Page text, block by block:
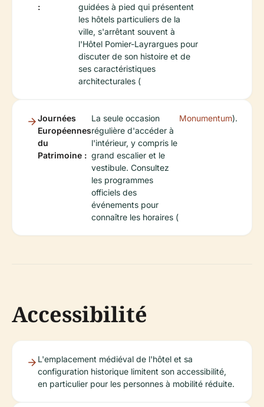
:
guidées à pied qui présentent
les hôtels particuliers de la
ville, s'arrêtant souvent à
l'Hôtel Pomier-Layrargues pour
discuter de son histoire et de
ses caractéristiques
architecturales (
Journées
Européennes
du
Patrimoine :
La seule occasion
régulière d'accéder à
l'intérieur, y compris le
grand escalier et le
vestibule. Consultez
les programmes
officiels des
événements pour
connaître les horaires (
Monumentum).
Accessibilité
L'emplacement médiéval de l'hôtel et sa
configuration historique limitent son accessibilité,
en particulier pour les personnes à mobilité réduite.